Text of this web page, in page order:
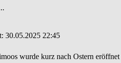
30.05.2025 22:45
wurde kurz nach Ostern eröffnet